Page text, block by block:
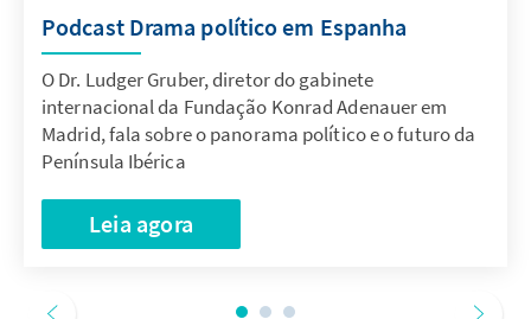
Podcast Drama político em Espanha
O Dr. Ludger Gruber, diretor do gabinete
internacional da Fundação Konrad Adenauer em
Madrid, fala sobre o panorama político e o futuro da
Península Ibérica
Leia agora